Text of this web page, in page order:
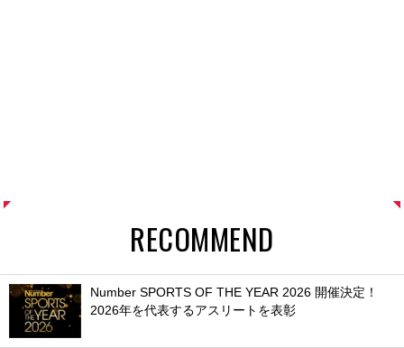
RECOMMEND
Number SPORTS OF THE YEAR 2026 開催決定！
2026年を代表するアスリートを表彰